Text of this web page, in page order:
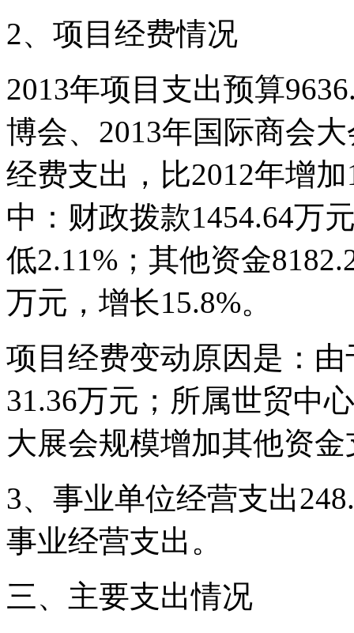
2、项目经费情况
2013年项目支出预算
博会、2013年国际商会
经费支出，比2012年增
中：财政拨款1454.64万
低2.11%；其他资金
万元，增长15.8%。
项目经费变动原因是：
31.36万元；所属世贸中
大展会规模增加其他资金
3、事业单位经营支出
事业经营支出。
三、主要支出情况